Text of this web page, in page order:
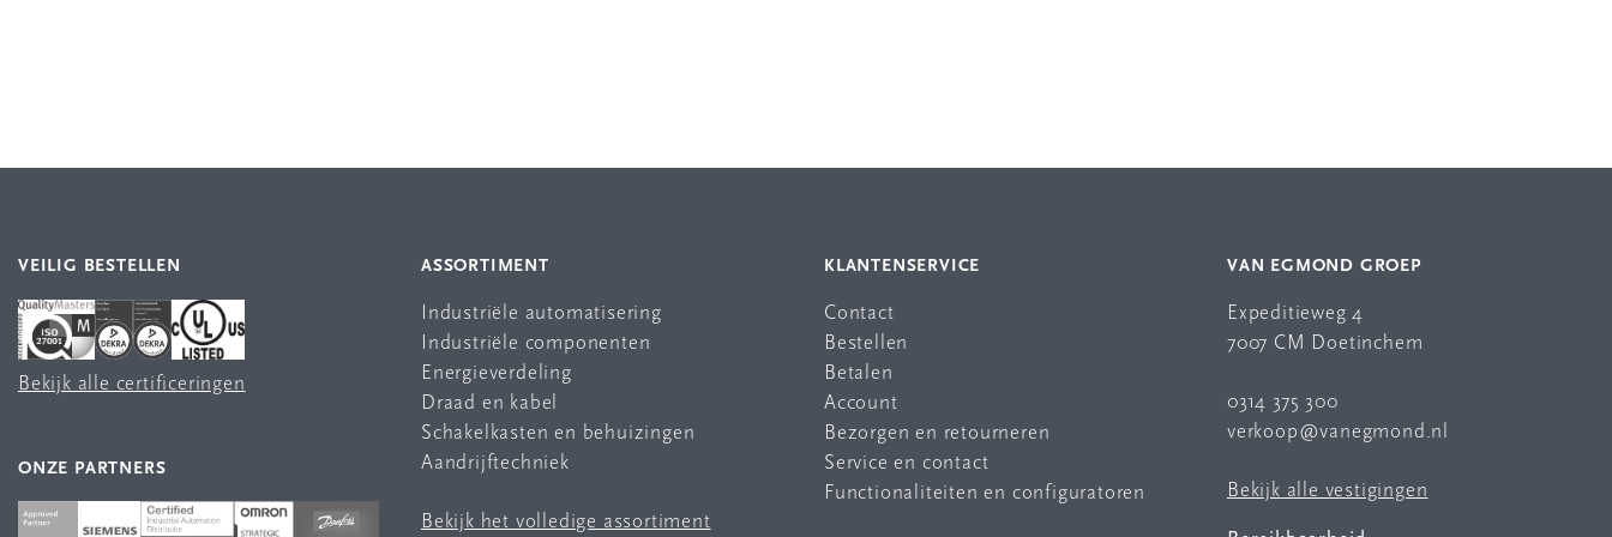
VEILIG BESTELLEN
Bekijk alle certificeringen
ONZE PARTNERS
ASSORTIMENT
Industriële automatisering
Industriële componenten
Energieverdeling
Draad en kabel
Schakelkasten en behuizingen
Aandrijftechniek
Bekijk het volledige assortiment
KLANTENSERVICE
Contact
Bestellen
Betalen
Account
Bezorgen en retourneren
Service en contact
Functionaliteiten en configuratoren
VAN EGMOND GROEP
Expeditieweg 4
7007 CM Doetinchem
0314 375 300
verkoop@vanegmond.nl
Bekijk alle vestigingen